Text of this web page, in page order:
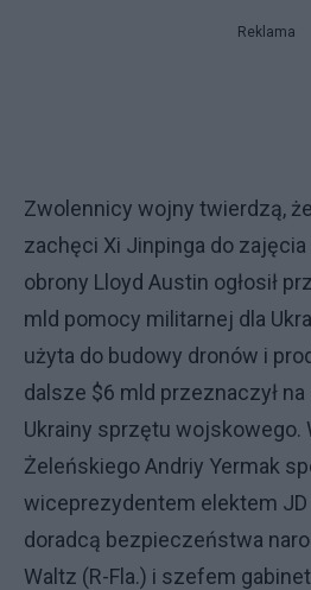
Reklama
Zwolennicy wojny twierdzą,
zachęci Xi Jinpinga do
obrony Lloyd Austin ogłosił
mld pomocy militarnej dla
użyta do budowy dronów i
dalsze $6 mld przeznaczył
Ukrainy sprzętu wojskowego.
Żeleńskiego Andriy Yermak
wiceprezydentem elektem JD
doradcą bezpieczeństwa
Waltz (R-Fla.) i szefem